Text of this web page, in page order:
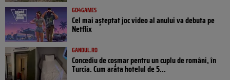
GO4GAMES
Cel mai așteptat joc video al anului va debuta pe
Netflix
GANDUL.RO
Concediu de coșmar pentru un cuplu de români, în
Turcia. Cum arăta hotelul de 5...